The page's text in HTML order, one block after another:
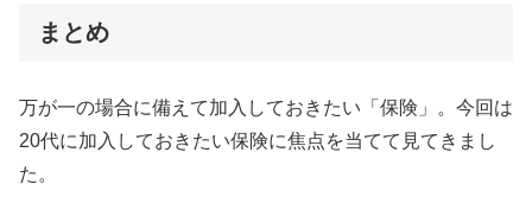
まとめ
万が一の場合に備えて加入しておきたい「保険」。今回は
20代に加入しておきたい保険に焦点を当てて見てきまし
た。